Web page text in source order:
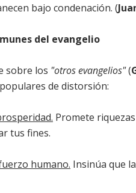
bajo condenación. (
del evangelio
sobre los "otros evangelios"(
de distorsión:
Promete
tus fines.
humano. Insinúa que